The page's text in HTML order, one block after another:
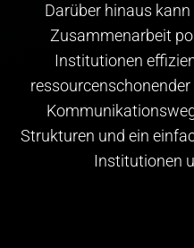
Darüber hinaus
Zusammenarbeit
Institutionen
Strukturen und ein
Institutionen